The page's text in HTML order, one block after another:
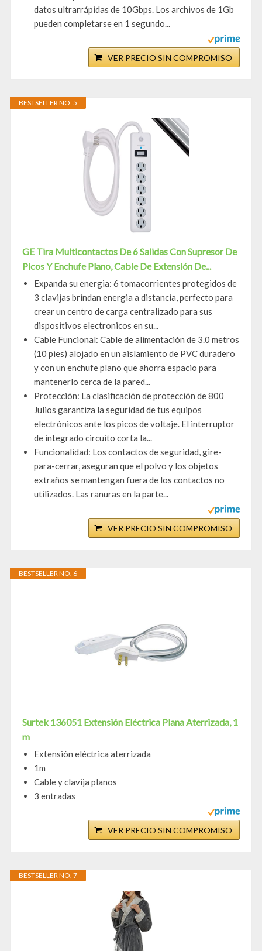
datos ultrarrápidas de 10Gbps. Los archivos de 1Gb
pueden completarse en 1 segundo...
VER PRECIO SIN COMPROMISO
BESTSELLER NO. 5
GE Tira Multicontactos De 6 Salidas Con Supresor De
Picos Y Enchufe Plano, Cable De Extensión De...
Expanda su energia: 6 tomacorrientes protegidos de
3 clavijas brindan energia a distancia, perfecto para
crear un centro de carga centralizado para sus
dispositivos electronicos en su...
Cable Funcional: Cable de alimentación de 3.0 metros
(10 pies) alojado en un aislamiento de PVC duradero
y con un enchufe plano que ahorra espacio para
mantenerlo cerca de la pared...
Protección: La clasificación de protección de 800
Julios garantiza la seguridad de tus equipos
electrónicos ante los picos de voltaje. El interruptor
de integrado circuito corta la...
Funcionalidad: Los contactos de seguridad, gire-
para-cerrar, aseguran que el polvo y los objetos
extraños se mantengan fuera de los contactos no
utilizados. Las ranuras en la parte...
VER PRECIO SIN COMPROMISO
BESTSELLER NO. 6
Surtek 136051 Extensión Eléctrica Plana Aterrizada, 1
m
Extensión eléctrica aterrizada
1m
Cable y clavija planos
3 entradas
VER PRECIO SIN COMPROMISO
BESTSELLER NO. 7